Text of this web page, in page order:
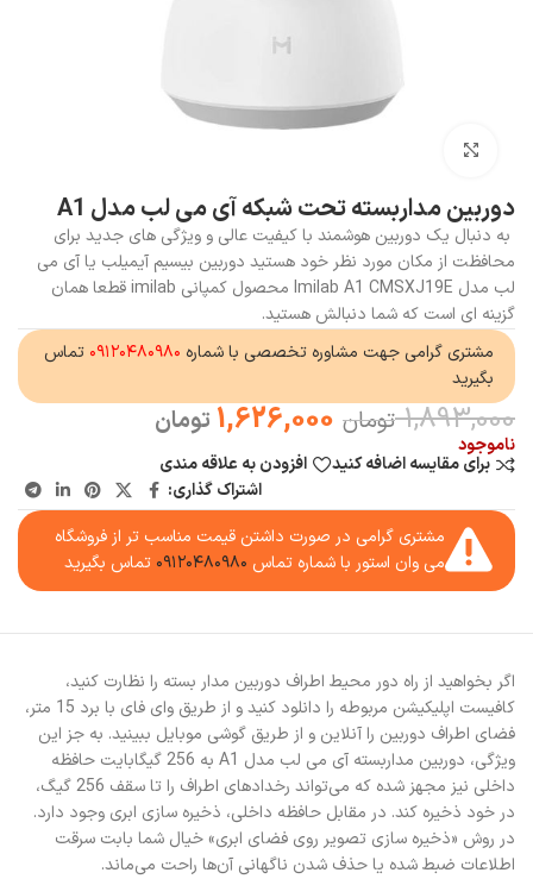
دوربین مداربسته تحت شبکه آی می لب مدل A1
به دنبال یک دوربین هوشمند با کیفیت عالی و ویژگی های جدید برای
محافظت از مکان مورد نظر خود هستید دوربین بیسیم آیمیلب یا آی می
لب مدل Imilab A1 CMSXJ19E محصول کمپانی imilab قطعا همان
گزینه ای است که شما دنبالش هستید.
مشتری گرامی جهت مشاوره تخصصی با شماره ۰۹۱۲۰۴۸۰۹۸۰ تماس
بگیرید
1,893,000 تومان 1,626,000 تومان
ناموجود
برای مقایسه اضافه کنید
افزودن به علاقه مندی
اشتراک گذاری:
مشتری گرامی در صورت داشتن قیمت مناسب تر از فروشگاه
می وان استور با شماره تماس ۰۹۱۲۰۴۸۰۹۸۰ تماس بگیرید
اگر بخواهید از راه دور محیط اطراف دوربین مدار بسته را نظارت کنید،
کافیست اپلیکیشن مربوطه را دانلود کنید و از طریق وای فای با برد 15 متر،
فضای اطراف دوربین را آنلاین و از طریق گوشی موبایل ببینید. به جز این
ویژگی، دوربین مداربسته آی می لب مدل A1 به 256 گیگابایت حافظه
داخلی نیز مجهز شده که می‌تواند رخدادهای اطراف را تا سقف 256 گیگ،
در خود ذخیره کند. در مقابل حافظه داخلی، ذخیره سازی ابری وجود دارد.
در روش «ذخیره سازی تصویر روی فضای ابری» خیال شما بابت سرقت
اطلاعات ضبط شده یا حذف شدن ناگهانی آن‌ها راحت می‌ماند.